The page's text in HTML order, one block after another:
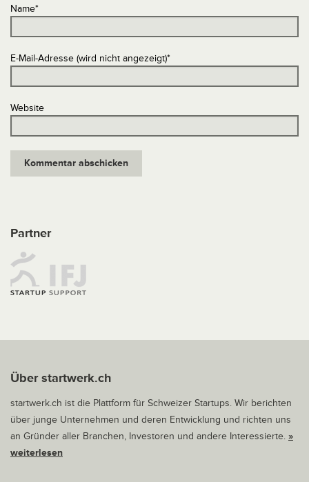
Name*
E-Mail-Adresse (wird nicht angezeigt)*
Website
Partner
Über startwerk.ch
startwerk.ch ist die Plattform für Schweizer Startups. Wir berichten
über junge Unternehmen und deren Entwicklung und richten uns
an Gründer aller Branchen, Investoren und andere Interessierte. »
weiterlesen